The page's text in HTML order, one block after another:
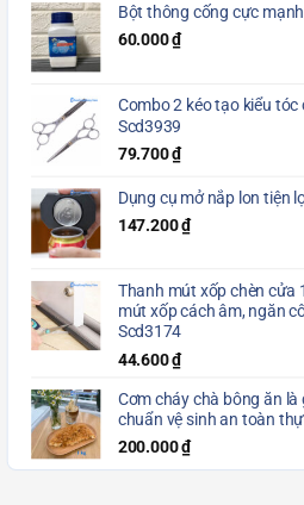
Bột thông cống cực
60.000₫
Combo 2 kéo tạo kiểu
Scd3939
79.700₫
Dụng cụ mở nắp lon tiện
147.200₫
Thanh mút xốp chèn cửa
mút xốp cách âm, ngăn
Scd3174
44.600₫
Cơm cháy chà bông ăn
chuẩn vệ sinh an toàn
200.000₫